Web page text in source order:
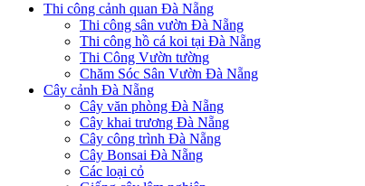
Thi công cảnh quan Đà Nẵng
Thi công sân vườn Đà Nẵng
Thi công hồ cá koi tại Đà Nẵng
Thi Công Vườn tường
Chăm Sóc Sân Vườn Đà Nẵng
Cây cảnh Đà Nẵng
Cây văn phòng Đà Nẵng
Cây khai trương Đà Nẵng
Cây công trình Đà Nẵng
Cây Bonsai Đà Nẵng
Các loại cỏ